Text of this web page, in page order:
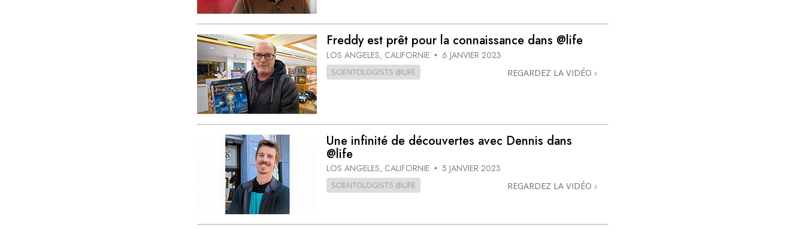
Freddy est prêt pour la connaissance dans @life
LOS ANGELES, CALIFORNIE • 6 JANVIER 2023
SCIENTOLOGISTS @LIFE REGARDEZ LA VIDÉO
Une infinité de découvertes avec Dennis dans
@life
LOS ANGELES, CALIFORNIE • 5 JANVIER 2023
SCIENTOLOGISTS @LIFE REGARDEZ LA VIDÉO